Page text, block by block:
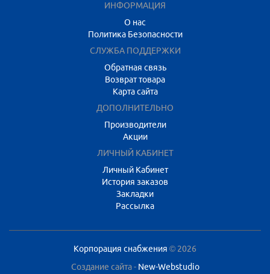
ИНФОРМАЦИЯ
О нас
Политика Безопасности
СЛУЖБА ПОДДЕРЖКИ
Обратная связь
Возврат товара
Карта сайта
ДОПОЛНИТЕЛЬНО
Производители
Акции
ЛИЧНЫЙ КАБИНЕТ
Личный Кабинет
История заказов
Закладки
Рассылка
Корпорация снабжения © 2026
Создание сайта - New-Webstudio